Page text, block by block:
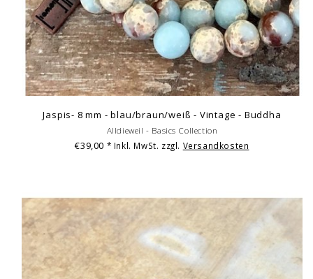
Jaspis- 8 mm - blau/braun/weiß - Vintage - Buddha
Alldieweil - Basics Collection
€39,00 * Inkl. MwSt. zzgl. Versandkosten